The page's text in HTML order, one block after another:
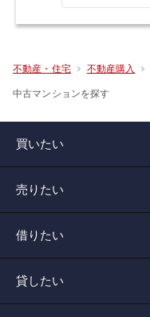
不動産・住宅 不動産購入
中古マンションを探す
買いたい
売りたい
借りたい
貸したい